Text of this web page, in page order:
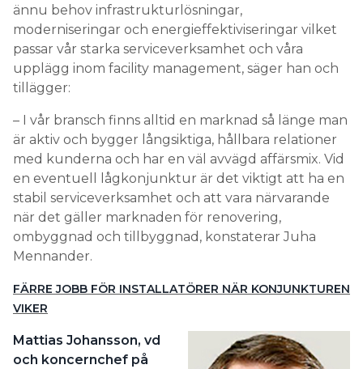
ännu behov infrastrukturlösningar,
moderniseringar och energieffektiviseringar vilket
passar vår starka serviceverksamhet och våra
upplägg inom facility management, säger han och
tillägger:
– I vår bransch finns alltid en marknad så länge man
är aktiv och bygger långsiktiga, hållbara relationer
med kunderna och har en väl avvägd affärsmix. Vid
en eventuell lågkonjunktur är det viktigt att ha en
stabil serviceverksamhet och att vara närvarande
när det gäller marknaden för renovering,
ombyggnad och tillbyggnad, konstaterar Juha
Mennander.
FÄRRE JOBB FÖR INSTALLATÖRER NÄR KONJUNKTUREN
VIKER
Mattias Johansson, vd
och koncernchef på